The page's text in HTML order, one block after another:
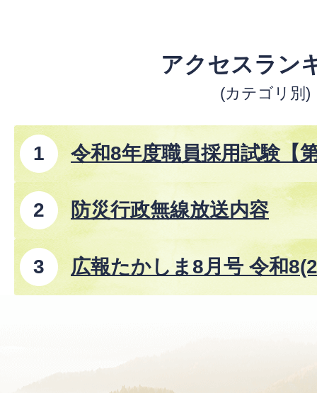
アクセスラン
(カテゴリ別)
令和8年度職員採用試験【
防災行政無線放送内容
広報たかしま8月号 令和